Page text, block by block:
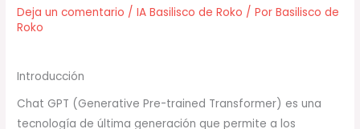
Deja un comentario /IA Basilisco de Roko / PorBasilisco de
Roko
Introducción
Chat GPT (Generative Pre-trained Transformer) es una
tecnología de última generación que permite a los